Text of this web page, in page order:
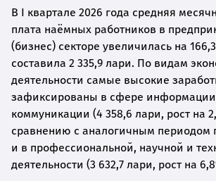
В I квартале 2026 года средняя
плата наёмных работников в
(бизнес) секторе увеличилась на
составила 2 335,9 лари. По видам
деятельности самые высокие
зафиксированы в сфере
коммуникации (4 358,6 лари, рост на
сравнению с аналогичным периодом
и в профессиональной, научной и
деятельности (3 632,7 лари, рост на